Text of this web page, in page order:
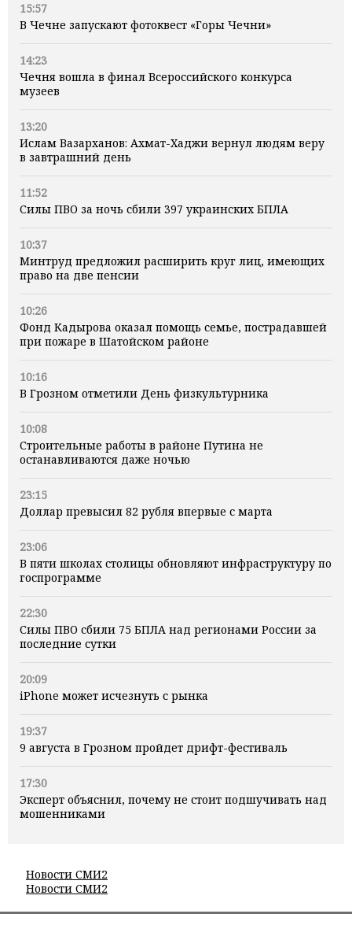
15:57
В Чечне запускают фотоквест «Горы Чечни»
14:23
Чечня вошла в финал Всероссийского конкурса
музеев
13:20
Ислам Вазарханов: Ахмат-Хаджи вернул людям веру
в завтрашний день
11:52
Силы ПВО за ночь сбили 397 украинских БПЛА
10:37
Минтруд предложил расширить круг лиц, имеющих
право на две пенсии
10:26
Фонд Кадырова оказал помощь семье, пострадавшей
при пожаре в Шатойском районе
10:16
В Грозном отметили День физкультурника
10:08
Строительные работы в районе Путина не
останавливаются даже ночью
23:15
Доллар превысил 82 рубля впервые с марта
23:06
В пяти школах столицы обновляют инфраструктуру по
госпрограмме
22:30
Силы ПВО сбили 75 БПЛА над регионами России за
последние сутки
20:09
iPhone может исчезнуть с рынка
19:37
9 августа в Грозном пройдет дрифт-фестиваль
17:30
Эксперт объяснил, почему не стоит подшучивать над
мошенниками
Новости СМИ2
Новости СМИ2